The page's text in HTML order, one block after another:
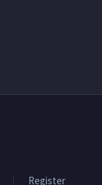
Register